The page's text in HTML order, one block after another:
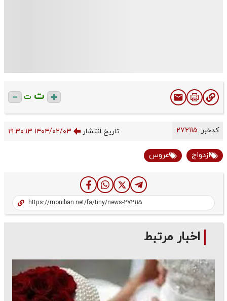
ت ت
کدخبر: تاریخ انتشار ۱۴۰۴/۰۲/۰۳ ۱۹:۳۰:۱۳
ازدواج عروس
اخبار مرتبط